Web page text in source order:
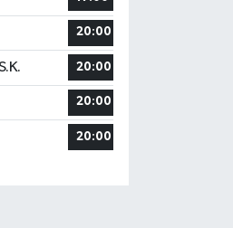
20:00
20:00
20:00
20:00